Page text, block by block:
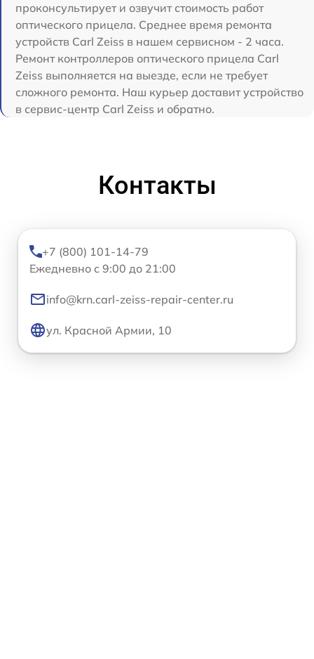
проконсультирует и озвучит стоимость работ
оптического прицела. Среднее время ремонта
устройств Carl Zeiss в нашем сервисном - 2 часа.
Ремонт контроллеров оптического прицела Carl
Zeiss выполняется на выезде, если не требует
сложного ремонта. Наш курьер доставит устройство
в сервис-центр Carl Zeiss и обратно.
Контакты
+7 (800) 101-14-79
Ежедневно с 9:00 до 21:00
info@krn.carl-zeiss-repair-center.ru
ул. Красной Армии, 10